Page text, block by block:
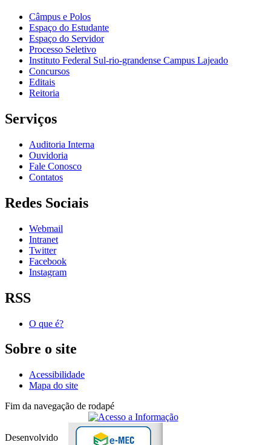
Câmpus e Polos
Espaço do Estudante
Espaço do Servidor
Processo Seletivo
Instituto Federal Sul-rio-grandense Campus Lajeado
Concursos
Editais
Reitoria
Serviços
Auditoria Interna
Ouvidoria
Fale Conosco
Contatos
Redes Sociais
Webmail
Intranet
Twitter
Facebook
Instagram
RSS
O que é?
Sobre o site
Acessibilidade
Mapa do site
Fim da navegação de rodapé
Desenvolvido